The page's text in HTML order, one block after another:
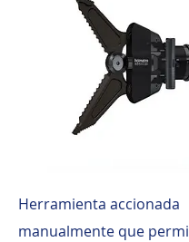
Herramienta accionada
manualmente que